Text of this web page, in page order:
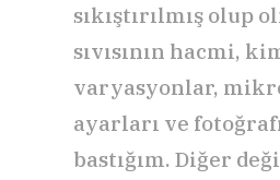
sıkıştırılmış olup
sıvısının hacmi,
varyasyonlar,
ayarları ve
bastığım. Diğer